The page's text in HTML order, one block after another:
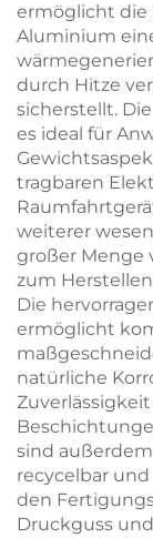
ermöglicht die
Aluminium
durch Hitze
sicherstellt.
es ideal für
tragbaren
weiterer
großer Menge
zum
Die
ermöglicht
natürliche
sind
recycelbar
den
Druckguss